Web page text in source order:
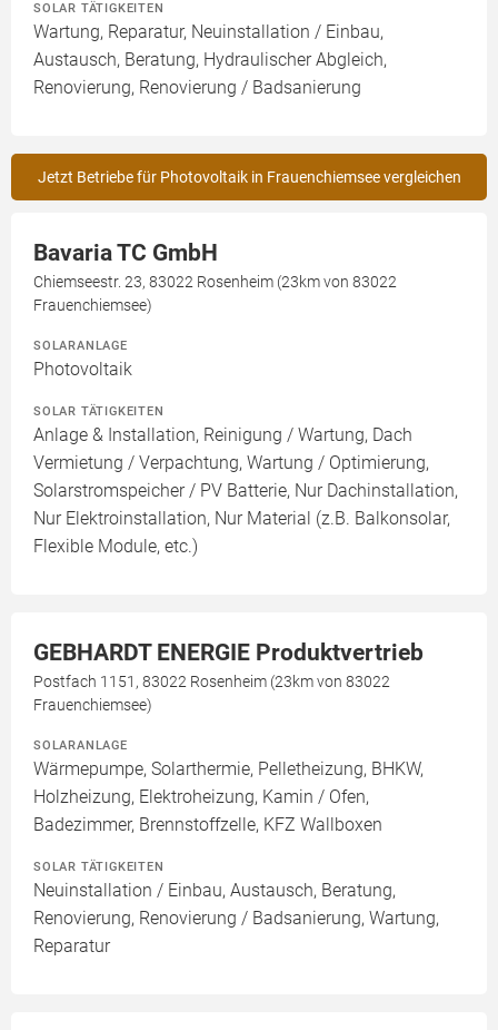
SOLAR TÄTIGKEITEN
Wartung, Reparatur, Neuinstallation / Einbau,
Austausch, Beratung, Hydraulischer Abgleich,
Renovierung, Renovierung / Badsanierung
Jetzt Betriebe für Photovoltaik in Frauenchiemsee vergleichen
Bavaria TC GmbH
Chiemseestr. 23, 83022 Rosenheim (23km von 83022
Frauenchiemsee)
SOLARANLAGE
Photovoltaik
SOLAR TÄTIGKEITEN
Anlage & Installation, Reinigung / Wartung, Dach
Vermietung / Verpachtung, Wartung / Optimierung,
Solarstromspeicher / PV Batterie, Nur Dachinstallation,
Nur Elektroinstallation, Nur Material (z.B. Balkonsolar,
Flexible Module, etc.)
GEBHARDT ENERGIE Produktvertrieb
Postfach 1151, 83022 Rosenheim (23km von 83022
Frauenchiemsee)
SOLARANLAGE
Wärmepumpe, Solarthermie, Pelletheizung, BHKW,
Holzheizung, Elektroheizung, Kamin / Ofen,
Badezimmer, Brennstoffzelle, KFZ Wallboxen
SOLAR TÄTIGKEITEN
Neuinstallation / Einbau, Austausch, Beratung,
Renovierung, Renovierung / Badsanierung, Wartung,
Reparatur